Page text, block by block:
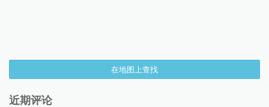
在地图上查找
近期评论